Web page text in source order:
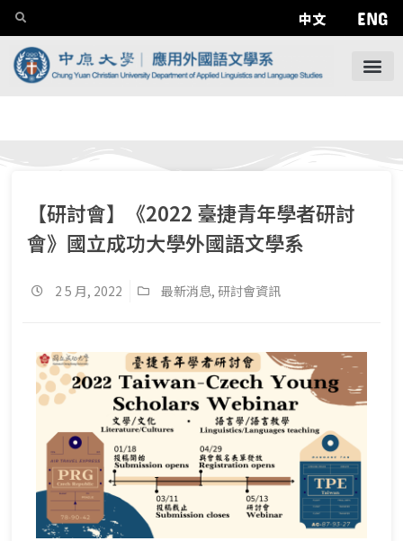
中文 ENG
【研討會】《2022 臺捷青年學者研討
會》國立成功大學外國語文學系
2 5 月, 2022 最新消息, 研討會資訊